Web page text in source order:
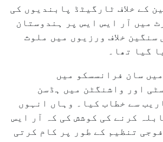
کے خلاف ٹارگیٹڈ پابندیوں کی
میں آر ایس ایس پر ہندوستان
سنگین خلاف ورزیوں میں ملوث
گیا تھا۔
سان فرانسسکو میں
اور واشنگٹن میں ہڈسن
سے خطاب کیا۔ وہاں انہوں
کرنے کی کوشش کی کہ آر ایس
تنظیم کے طور پر کام کرتی